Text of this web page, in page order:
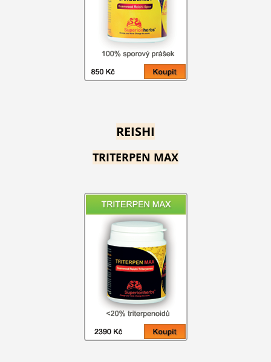
REISHI
TRITERPEN MAX